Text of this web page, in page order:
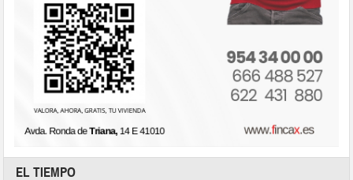
EL TIEMPO